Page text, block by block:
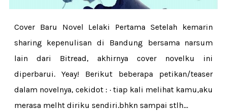
Cover Baru Novel Lelaki Pertama Setelah kemarin
sharing kepenulisan di Bandung bersama narsum
lain dari Bitread, akhirnya cover novelku ini
diperbarui. Yeay! Berikut beberapa petikan/teaser
dalam novelnya, cekidot : · tiap kali melihat kamu,aku
merasa melht diriku sendiri.bhkn sampai stlh...